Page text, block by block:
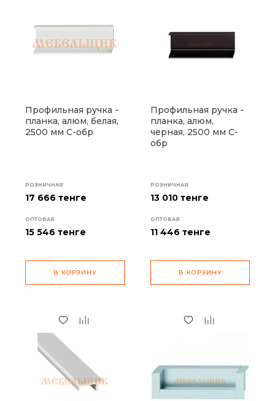
Профильная ручка -
планка, алюм, белая,
2500 мм С-обр
РОЗНИЧНАЯ
17 666 тенге
ОПТОВАЯ
15 546 тенге
В КОРЗИНУ
Профильная ручка -
планка, алюм,
черная, 2500 мм С-
обр
РОЗНИЧНАЯ
13 010 тенге
ОПТОВАЯ
11 446 тенге
В КОРЗИНУ